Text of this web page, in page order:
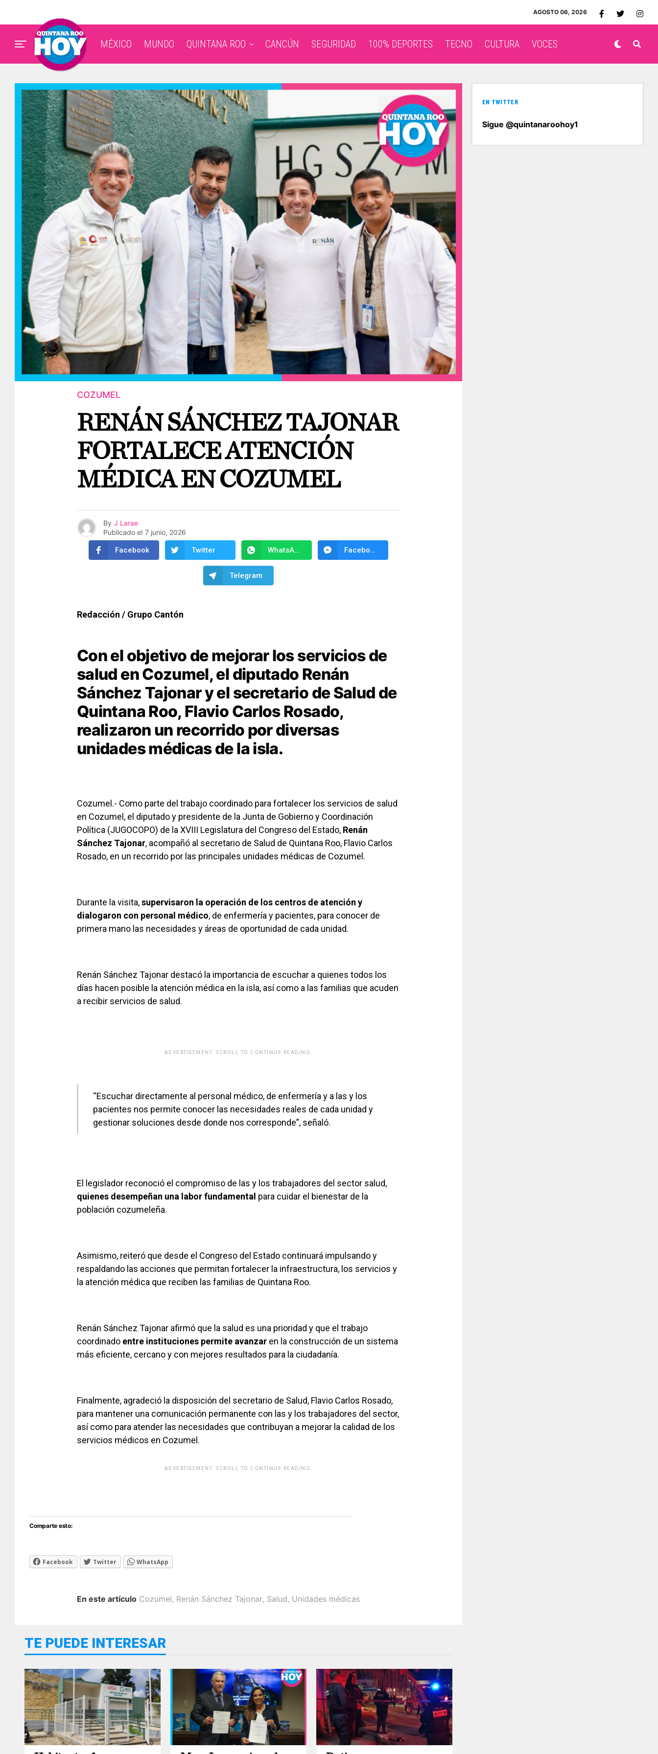
AGOSTO 06, 2026
MÉXICO MUNDO QUINTANA ROO CANCÚN SEGURIDAD 100% DEPORTES TECNO CULTURA VOCES
COZUMEL
RENÁN SÁNCHEZ TAJONAR
FORTALECE ATENCIÓN
MÉDICA EN COZUMEL
By J Larae
Publicado el 7 junio, 2026
Facebook Twitter WhatsApp Facebook Messenger
Telegram
Redacción / Grupo Cantón
Con el objetivo de mejorar los servicios de
salud en Cozumel, el diputado Renán
Sánchez Tajonar y el secretario de Salud de
Quintana Roo, Flavio Carlos Rosado,
realizaron un recorrido por diversas
unidades médicas de la isla.
Cozumel.- Como parte del trabajo coordinado para fortalecer los servicios de salud
en Cozumel, el diputado y presidente de la Junta de Gobierno y Coordinación
Política (JUGOCOPO) de la XVIII Legislatura del Congreso del Estado, Renán
Sánchez Tajonar, acompañó al secretario de Salud de Quintana Roo, Flavio Carlos
Rosado, en un recorrido por las principales unidades médicas de Cozumel.
Durante la visita,supervisaron la operación de los centros de atención y
dialogaron con personal médico, de enfermería y pacientes, para conocer de
primera mano las necesidades y áreas de oportunidad de cada unidad.
Renán Sánchez Tajonar destacó la importancia de escuchar a quienes todos los
días hacen posible la atención médica en la isla, así como a las familias que acuden
a recibir servicios de salud.
ADVERTISEMENT. SCROLL TO CONTINUE READING.
“Escuchar directamente al personal médico, de enfermería y a las y los
pacientes nos permite conocer las necesidades reales de cada unidad y
gestionar soluciones desde donde nos corresponde”, señaló.
El legislador reconoció el compromiso de las y los trabajadores del sector salud,
quienes desempeñan una labor fundamental para cuidar el bienestar de la
población cozumeleña.
Asimismo, reiteró que desde el Congreso del Estado continuará impulsando y
respaldando las acciones que permitan fortalecer la infraestructura, los servicios y
la atención médica que reciben las familias de Quintana Roo.
Renán Sánchez Tajonar afirmó que la salud es una prioridad y que el trabajo
coordinado entre instituciones permite avanzar en la construcción de un sistema
más eficiente, cercano y con mejores resultados para la ciudadanía.
Finalmente, agradeció la disposición del secretario de Salud, Flavio Carlos Rosado,
para mantener una comunicación permanente con las y los trabajadores del sector,
así como para atender las necesidades que contribuyan a mejorar la calidad de los
servicios médicos en Cozumel.
ADVERTISEMENT. SCROLL TO CONTINUE READING.
Comparte esto:
Facebook Twitter WhatsApp
En este artículo Cozumel, Renán Sánchez Tajonar, Salud, Unidades médicas
TE PUEDE INTERESAR
EN TWITTER
Sigue @quintanaroohoy1